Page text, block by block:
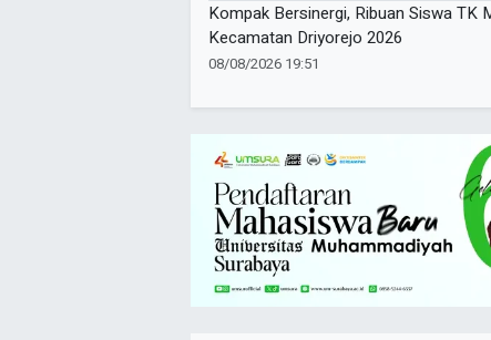
Kompak Bersinergi, Ribuan Siswa TK
Kecamatan Driyorejo 2026
08/08/2026 19:51